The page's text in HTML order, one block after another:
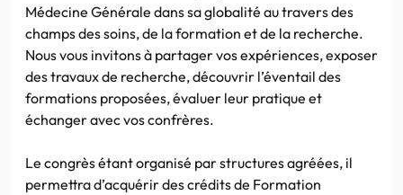
Médecine Générale dans sa globalité au travers des
champs des soins, de la formation et de la recherche.
Nous vous invitons à partager vos expériences, exposer
des travaux de recherche, découvrir l’éventail des
formations proposées, évaluer leur pratique et
échanger avec vos confrères.
Le congrès étant organisé par structures agréées, il
permettra d’acquérir des crédits de Formation